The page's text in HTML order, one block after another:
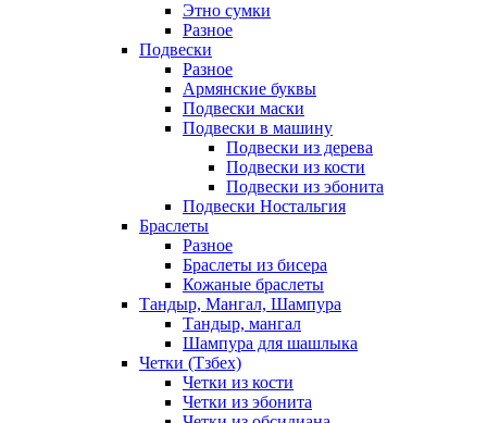
Этно сумки
Разное
Подвески
Разное
Армянские буквы
Подвески маски
Подвески в машину
Подвески из дерева
Подвески из кости
Подвески из эбонита
Подвески Ностальгия
Браслеты
Разное
Браслеты из бисера
Кожаные браслеты
Тандыр, Мангал, Шампура
Тандыр, мангал
Шампура для шашлыка
Четки (Тзбех)
Четки из кости
Четки из эбонита